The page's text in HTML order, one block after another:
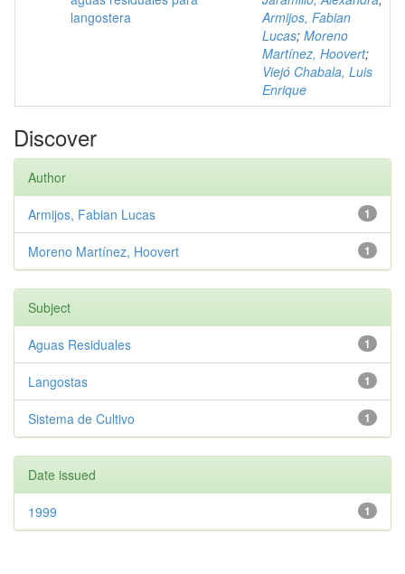
langostera
Armijos, Fabian
Lucas; Moreno
Martínez, Hoovert;
Viejó Chabala, Luis
Enrique
Discover
Author
1
Armijos, Fabian Lucas
1
Moreno Martínez, Hoovert
Subject
1
Aguas Residuales
1
Langostas
1
Sistema de Cultivo
Date issued
1
1999